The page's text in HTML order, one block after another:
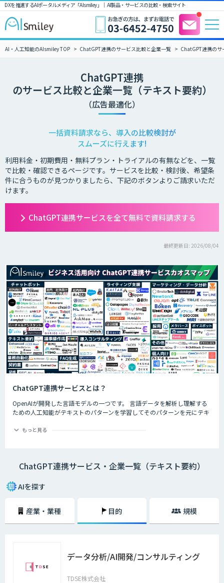
DXを推進するAIポータルメディア「AIsmiley」｜ AI製品・サービスの比較・検索サイト
AI・人工知能のAIsmiley TOP ChatGPT連携のサービス比較と企業一覧 ChatGPT連携のサ
ChatGPT連携
のサービス比較と企業一覧（テキスト要約）
（広告最適化）
一括資料請求なら、導入の比較検討が
スムーズに行えます!
利用料金・初期費用・無料プラン・トライアルの有無などを、一覧
で比較・確認できるページです。サービスを比較・検討後、希望条
件に合うものが見つかりましたら、下記のボタンよりご請求いただ
けます。
ChatGPT連携サービスを全て無料で資料請求する
最終更新日: 2026/08/04
ChatGPT連携サービスとは？
OpenAIが開発した言語モデルの一つです。 言語データを解析し理解する
ための人工知能がテキストのパターンを学習してそのパターンを元にテキ
ChatGPTの最大の特徴として、人間との自然な対話を模倣することがで
もっと見る
ChatGPT連携サービス・企業一覧（テキスト要約）
AIを探す
産業・業種 目的 規模
データ分析/AI開発/コンサルティング
TDSE株式会社